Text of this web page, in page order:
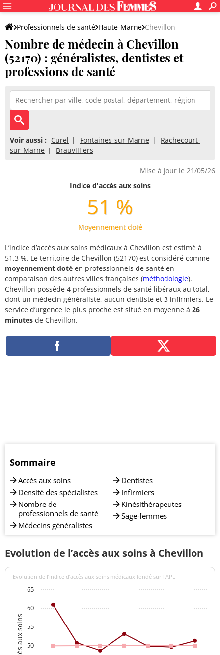
Professionnels de santé Haute-Marne Chevillon
Nombre de médecin à Chevillon
(52170) : généralistes, dentistes et
professions de santé
Voir aussi : Curel Fontaines-sur-Marne
Rachecourt-
sur-Marne
Brauvilliers
Mise à jour le 21/05/26
Indice d'accès aux soins
51 %
Moyennement doté
L’indice d’accès aux soins médicaux à Chevillon est estimé à
51.3 %. Le territoire de Chevillon (52170) est considéré comme
moyennement doté en professionnels de santé en
comparaison des autres villes françaises (méthodologie).
Chevillon possède 4 professionnels de santé libéraux au total,
dont un médecin généraliste, aucun dentiste et 3 infirmiers. Le
service d’urgence le plus proche est situé en moyenne à 26
minutes de Chevillon.
Sommaire
Accès aux soins
Densité des spécialistes
Nombre de
professionnels de santé
Médecins généralistes
Dentistes
Infirmiers
Kinésithérapeutes
Sage-femmes
Evolution de l’accès aux soins à Chevillon
Evolution de l’indice d’accès aux soins médicaux fondé sur l'APL
50
55
60
65